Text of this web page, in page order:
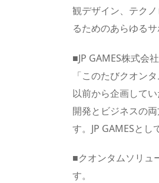
観デザイン、テク
るためのあらゆるサ
■JP GAMES株式会
「このたびクオン
以前から企画して
開発とビジネスの
す。JP GAMESと
■クオンタムソリュ
す。